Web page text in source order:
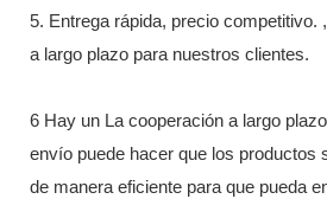
5. Entrega rápida, precio competitivo.
a largo plazo para nuestros clientes.
6 Hay un La cooperación a largo
envío puede hacer que los productos
de manera eficiente para que pueda